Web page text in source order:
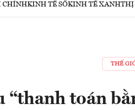
CHÍNHKINH TẾ SỐKINH TẾ XANHTHỊ
THẾ
“thanh toán